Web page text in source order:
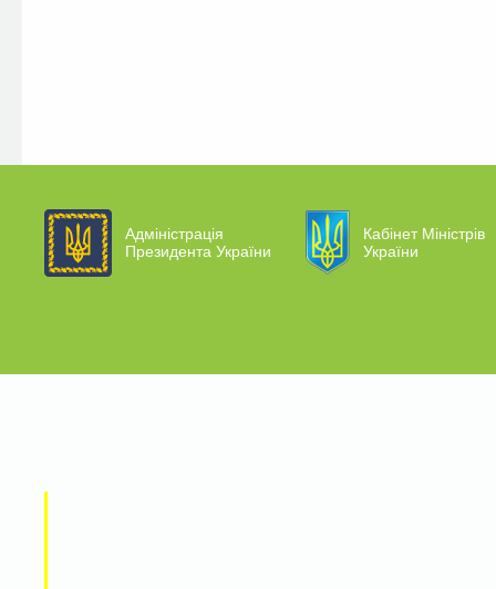
Адміністрація
Президента України
Кабінет Міністрів
України